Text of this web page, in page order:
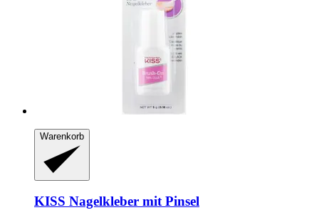
Warenkorb
KISS Nagelkleber mit Pinsel